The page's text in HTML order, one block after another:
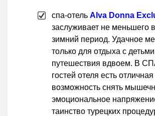
спа-отель Alva Donna
заслуживает не меньшего
зимний период. Удачное
только для отдыха с
путешествия вдвоем. В
гостей отеля есть отличная
возможность снять
эмоциональное
таинство турецких